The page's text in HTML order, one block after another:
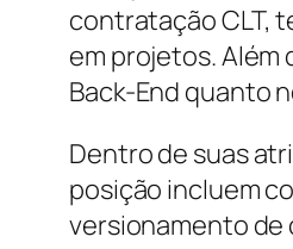
contratação CLT,
em projetos.
Back-End quanto
Dentro de suas
posição incluem
versionamento de